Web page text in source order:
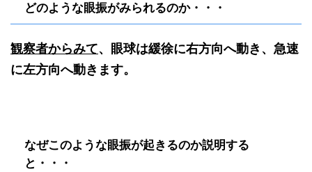
どのような眼振がみられるのか・・・
観察者からみて、眼球は緩徐に右方向へ動き、急速
に左方向へ動きます。
なぜこのような眼振が起きるのか説明する
と・・・